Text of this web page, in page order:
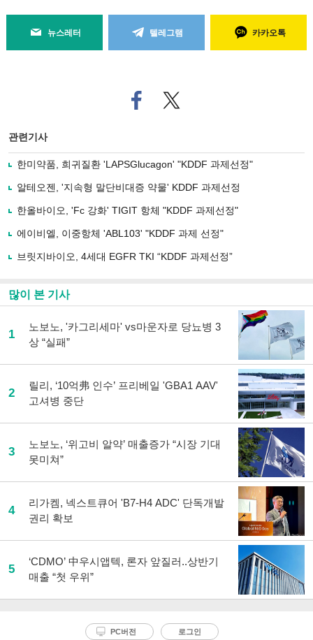
뉴스레터 텔레그램 카카오톡
페
이
로
사
유
기
트위
터로
관련기사
한미약품, 희귀질환 'LAPSGlucagon' "KDDF 과제선정"
알테오젠, '지속형 말단비대증 약물' KDDF 과제선정
한올바이오, 'Fc 강화' TIGIT 항체 "KDDF 과제선정"
에이비엘, 이중항체 'ABL103' "KDDF 과제 선정"
브릿지바이오, 4세대 EGFR TKI “KDDF 과제선정”
많이 본 기사
1
노보노, '카그리세마' vs마운자로 당뇨병 3
상 “실패”
2
릴리, ‘10억弗 인수’ 프리베일 'GBA1 AAV'
고셔병 중단
3
노보노, ‘위고비 알약’ 매출증가 “시장 기대
못미쳐”
4
리가켐, 넥스트큐어 'B7-H4 ADC' 단독개발
권리 확보
5
‘CDMO’ 中우시앱텍, 론자 앞질러..상반기
매출 “첫 우위”
PC버전 로그인